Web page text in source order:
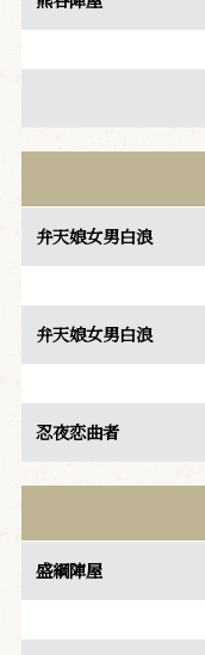
弁天娘女男白浪
弁天娘女男白浪
忍夜恋曲者
盛綱陣屋